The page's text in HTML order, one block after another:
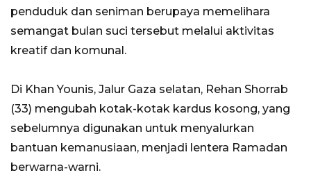
penduduk dan seniman berupaya memelihara
semangat bulan suci tersebut melalui aktivitas
kreatif dan komunal.
Di Khan Younis, Jalur Gaza selatan, Rehan Shorrab
(33) mengubah kotak-kotak kardus kosong, yang
sebelumnya digunakan untuk menyalurkan
bantuan kemanusiaan, menjadi lentera Ramadan
berwarna-warni.